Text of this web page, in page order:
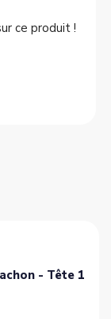
ce produit !
- Tête 1